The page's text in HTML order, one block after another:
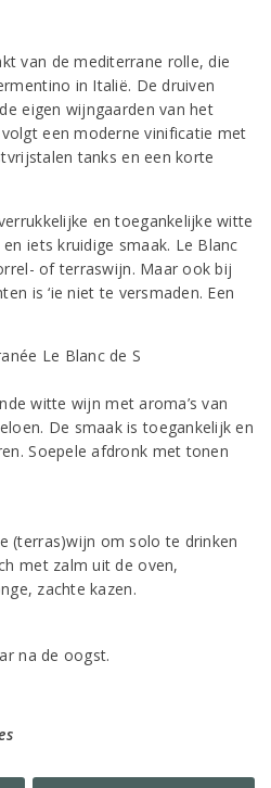
van de mediterrane rolle, die
in Italië. De druiven
eigen wijngaarden van het
een moderne vinificatie met
tanks en een korte
en toegankelijke witte
iets kruidige smaak. Le Blanc
of terraswijn. Maar ook bij
is ‘ie niet te versmaden. Een
witte wijn met aroma’s van
De smaak is toegankelijk en
Soepele afdronk met tonen
(terras)wijn om solo te drinken
met zalm uit de oven,
zachte kazen.
na de oogst.